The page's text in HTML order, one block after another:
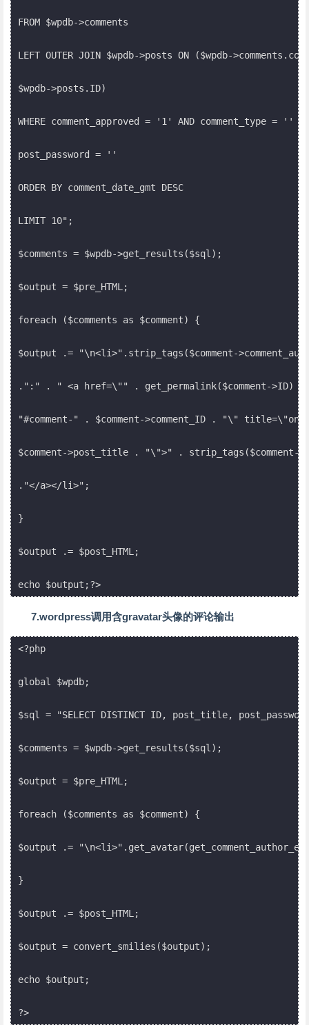
FROM $wpdb->comments
LEFT OUTER JOIN $wpdb->posts ON ($wpdb-
$wpdb->posts.ID)
WHERE comment_approved = '1' AND comment_type = ''
post_password = ''
ORDER BY comment_date_gmt DESC
LIMIT 10";
$comments = $wpdb->get_results($sql);
$output = $pre_HTML;
foreach ($comments as $comment) {
$output .= "\n<li>".strip_tags($comment-
.":" . " <a href=\"" . get_permalink($comment->ID) .
"#comment-" . $comment->comment_ID . "\" title=\"on
$comment->post_title . "\">" . strip_tags($comment-
."</a></li>";
}
$output .= $post_HTML;
echo $output;?>
7.wordpress调用含gravatar头像的评论输出
<?php
global $wpdb;
$sql = "SELECT DISTINCT ID, post_title, post_password,
$comments = $wpdb->get_results($sql);
$output = $pre_HTML;
foreach ($comments as $comment) {
$output .=
}
$output .= $post_HTML;
$output = convert_smilies($output);
echo $output;
?>